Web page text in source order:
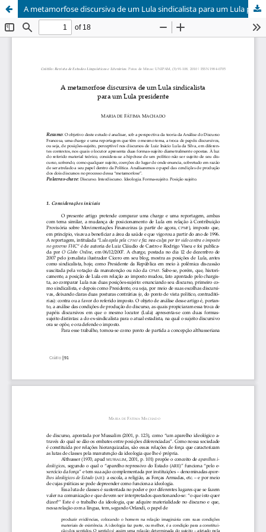
A metamorfose discursiva de um Lula sindicalista para um Lula presidente